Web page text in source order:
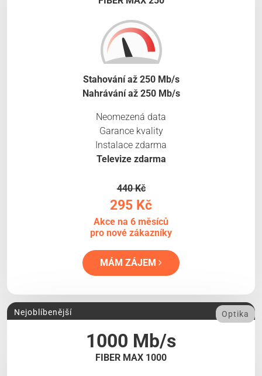
Stahování až 250 Mb/s
Nahrávání až 250 Mb/s
Neomezená data
Garance kvality
Instalace zdarma
Televize zdarma
440 Kč
295 Kč
Akce na 6 měsíců
pro nové zákazníky
MÁM ZÁJEM
1000 Mb/s
FIBER MAX 1000
Nejoblíbenější Optika